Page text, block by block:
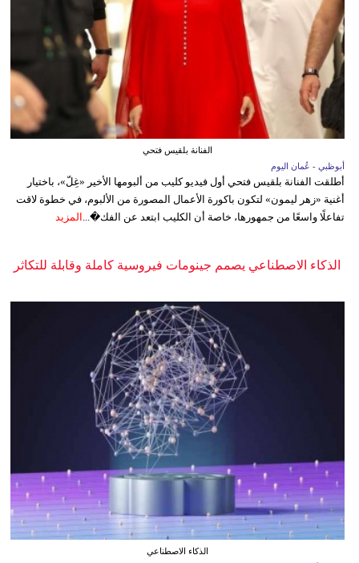
الفنانة بلقيس فتحي
أبوظبي - عُمان اليوم
أطلقت الفنانة بلقيس فتحي أول فيديو كليب من ألبومها الأخير «غِلّ»، باختيار
أغنية «زهر ليمون» لتكون باكورة الأعمال المصورة من الألبوم، في خطوة لاقت
تفاعلًا واسعًا من جمهورها، خاصة أن الكليب ابتعد عن الفك�... المزيد
الذكاء الاصطناعي يصمم جينومات فيروسية كاملة وقابلة للتكاثر
الذكاء الاصطناعي